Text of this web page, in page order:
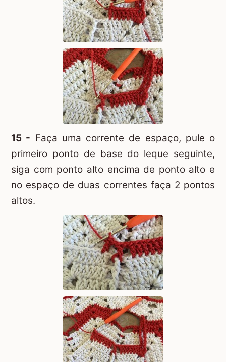
15 - Faça uma corrente de espaço, pule o
primeiro ponto de base do leque seguinte,
siga com ponto alto encima de ponto alto e
no espaço de duas correntes faça 2 pontos
altos.